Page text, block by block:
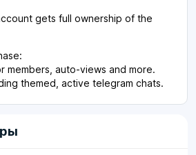
gets full ownership of the
members, auto-views and more.
themed, active telegram chats.